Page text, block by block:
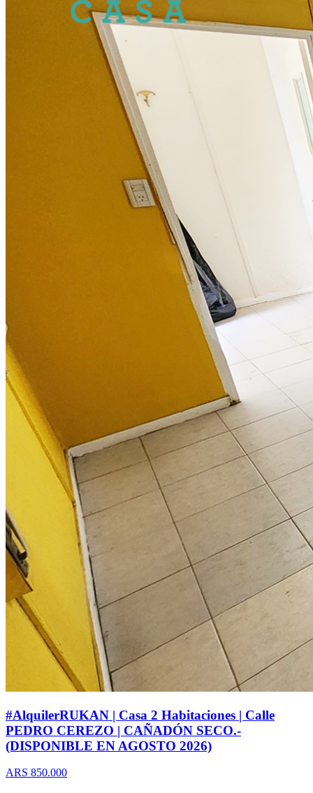
#AlquilerRUKAN | Casa 2 Habitaciones | Calle
PEDRO CEREZO | CAÑADÓN SECO.-
(DISPONIBLE EN AGOSTO 2026)
ARS 850.000